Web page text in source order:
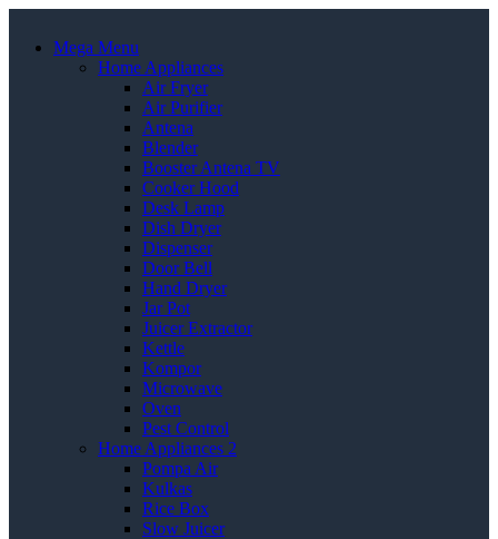
Mega Menu
Home Appliances
Air Fryer
Air Purifier
Antena
Blender
Booster Antena TV
Cooker Hood
Desk Lamp
Dish Dryer
Dispenser
Door Bell
Hand Dryer
Jar Pot
Juicer Extractor
Kettle
Kompor
Microwave
Oven
Pest Control
Home Appliances 2
Pompa Air
Kulkas
Rice Box
Slow Juicer